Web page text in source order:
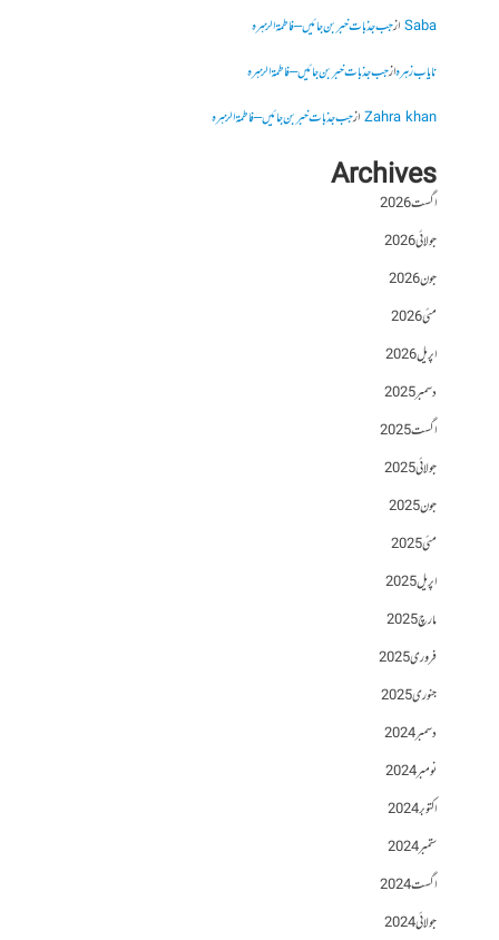
Sabaازجب جذبات خبر بن جائیں – فاطمۃالزہرہ
نایاب زہرہازجب جذبات خبر بن جائیں – فاطمۃالزہرہ
Zahra khanازجب جذبات خبر بن جائیں – فاطمۃالزہرہ
Archives
اگست 2026
جولائی 2026
جون 2026
مئی 2026
اپریل 2026
دسمبر 2025
اگست 2025
جولائی 2025
جون 2025
مئی 2025
اپریل 2025
مارچ 2025
فروری 2025
جنوری 2025
دسمبر 2024
نومبر 2024
اکتوبر 2024
ستمبر 2024
اگست 2024
جولائی 2024